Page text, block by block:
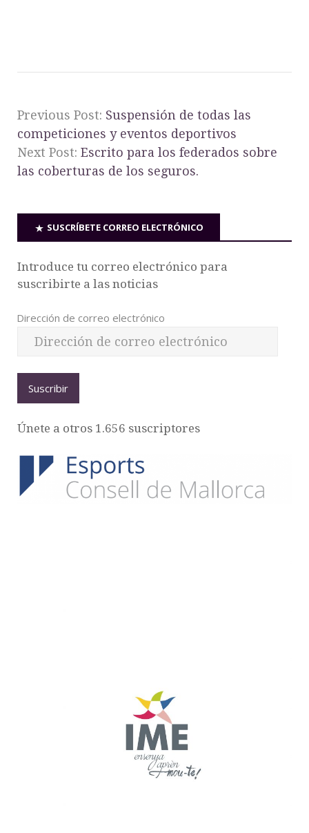
Previous Post: Suspensión de todas las
competiciones y eventos deportivos
Next Post: Escrito para los federados sobre
las coberturas de los seguros.
SUSCRÍBETE CORREO ELECTRÓNICO
Introduce tu correo electrónico para
suscribirte a las noticias
Dirección de correo electrónico
Suscribir
Únete a otros 1.656 suscriptores